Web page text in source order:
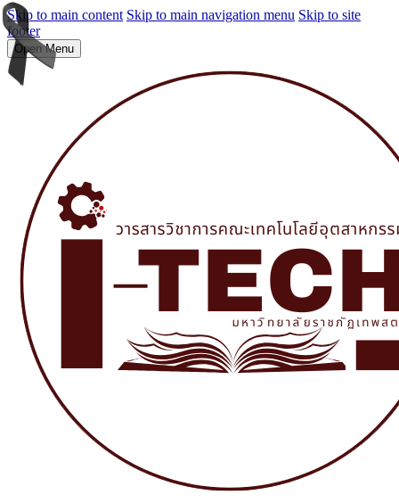
Skip to main content Skip to main navigation menu Skip to site
footer
Open Menu